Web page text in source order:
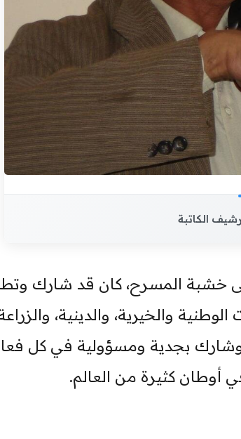
الكاتبة
خشبة المسرح، كان قد شارك
والخيرية، والدينية،
وشارك بجدية ومسؤولية في كل
كثيرة من العالم.